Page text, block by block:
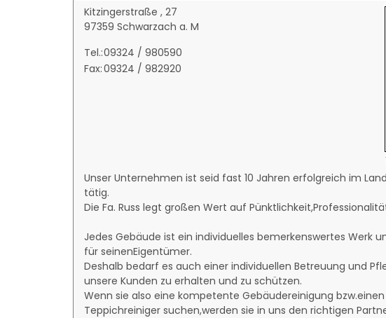
Kitzingerstraße , 27
97359 Schwarzach a. M
Tel.:09324 / 980590
Fax:09324 / 982920
Unser Unternehmen ist seid fast 10 Jahren erfolgreich im
Die Fa. Russ legt großen Wert auf
Jedes Gebäude ist ein individuelles bemerkenswertes Werk
für
Deshalb bedarf es auch einer individuellen Betreuung und
unsere Kunden zu erhalten und zu schützen.
Wenn sie also eine kompetente Gebäudereinigung
Teppichreiniger suchen,werden sie in uns den richtigen